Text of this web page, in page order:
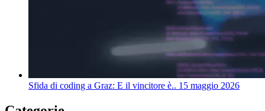
Sfida di coding a Graz: E il vincitore è.. 15 maggio 2026